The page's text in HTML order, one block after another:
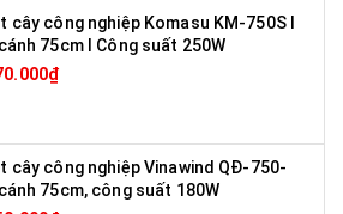
cây công nghiệp Komasu KM-750S I
75cm I Công suất 250W
cây công nghiệp Vinawind QĐ-750-
75cm, công suất 180W